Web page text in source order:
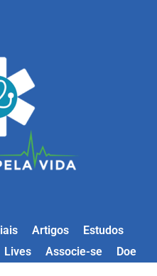
Artigos
Estudos
Lives Associe-se Doe